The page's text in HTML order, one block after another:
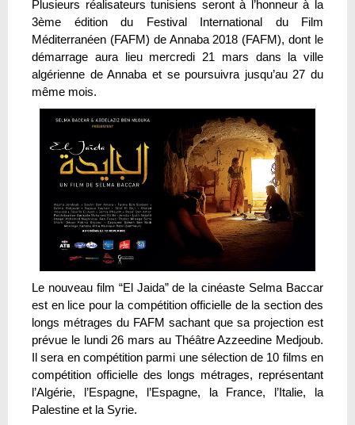
Plusieurs réalisateurs tunisiens seront à l’honneur à la
3ème édition du Festival International du Film
Méditerranéen (FAFM) de Annaba 2018 (FAFM), dont le
démarrage aura lieu mercredi 21 mars dans la ville
algérienne de Annaba et se poursuivra jusqu’au 27 du
même mois.
Le nouveau film “El Jaida” de la cinéaste Selma Baccar
est en lice pour la compétition officielle de la section des
longs métrages du FAFM sachant que sa projection est
prévue le lundi 26 mars au Théâtre Azzeedine Medjoub.
Il sera en compétition parmi une sélection de 10 films en
compétition officielle des longs métrages, représentant
l’Algérie, l’Espagne, l’Espagne, la France, l’Italie, la
Palestine et la Syrie.